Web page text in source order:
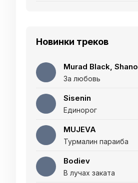
Новинки треков
Murad Black, Shano
За любовь
Sisenin
Единорог
MUJEVA
Турмалин параиба
Bodiev
В лучах заката